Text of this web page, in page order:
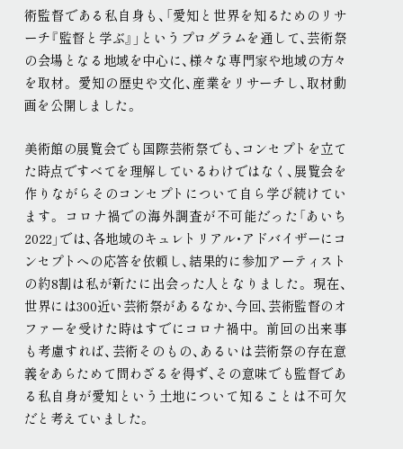
術監督である私自身も、「愛知と世界を知るためのリサ
ーチ『監督と学ぶ』」というプログラムを通して、芸術祭
の会場となる地域を中心に、様々な専門家や地域の方々
を取材。 愛知の歴史や文化、産業をリサーチし、取材動
画を公開しました。
美術館の展覧会でも国際芸術祭でも、コンセプトを立て
た時点ですべてを理解しているわけではなく、展覧会を
作りながらそのコンセプトについて自ら学び続けてい
ます。
コロナ禍での海外調査が不可能だった「あいち
2022」では、各地域のキュレトリアル・アドバイザーにコ
ンセプトへの応答を依頼し、結果的に参加アーティスト
の約8割は私が新たに出会った人となりました。 現在、
世界には300近い芸術祭があるなか、今回、芸術監督のオ
ファーを受けた時はすでにコロナ禍中。 前回の出来事
も考慮すれば、芸術そのもの、あるいは芸術祭の存在意
義をあらためて問わざるを得ず、その意味でも監督であ
る私自身が愛知という土地について知ることは不可欠
だと考えていました。